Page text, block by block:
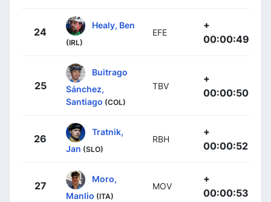
24
Healy, Ben
(IRL)
EFE
+
00:00:49
25
Buitrago
Sánchez,
Santiago (COL)
TBV
+
00:00:50
26
Tratnik,
Jan (SLO)
RBH
+
00:00:52
27
Moro,
Manlio (ITA)
MOV
+
00:00:53